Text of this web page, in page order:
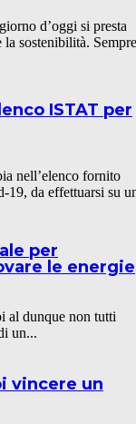
d’oggi si presta
la sostenibilità. Sempre
ISTAT per
nell’elenco fornito
19, da effettuarsi su
per
le energie
al dunque non tutti
un...
vincere un